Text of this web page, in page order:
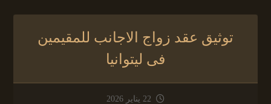
توثيق عقد زواج الاجانب للمقيمين
فى ليتوانيا
22 يناير 2026